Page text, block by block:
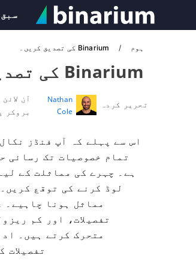
سبق
ہوم Binarium کی تصدیق کریں۔
Binarium کی تصدیق کریں۔
تحریر کردہ
Nathan
Cole
آن
بروکر
اس سے پہلے کہ آپ فنڈز
لوڈ کرنے کی توقع
مماثل ہونا
تفصیلات، اور کم
متحرک کرتے ہیں۔